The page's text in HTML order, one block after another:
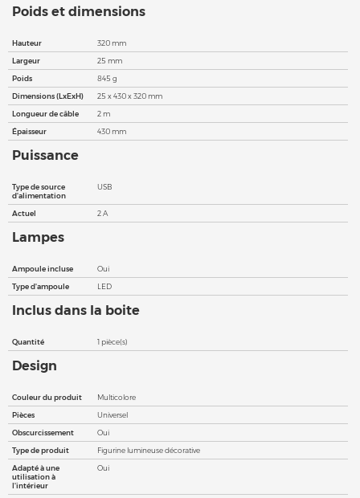
Poids et dimensions
Hauteur
320 mm
Largeur
25 mm
Poids
845 g
Dimensions (LxExH)
25 x 430 x 320 mm
Longueur de câble
2 m
Épaisseur
430 mm
Puissance
Type de source
d'alimentation
USB
Actuel 2 A
Lampes
Ampoule incluse
Oui
Type d'ampoule
LED
Inclus dans la boite
Quantité 1 pièce(s)
Design
Couleur du produit
Multicolore
Pièces
Universel
Obscurcissement
Oui
Type de produit
Figurine lumineuse décorative
Adapté à une
utilisation à
l'intérieur
Oui